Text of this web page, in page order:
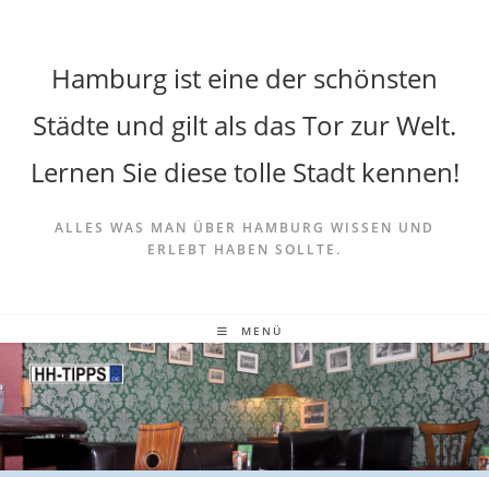
Hamburg ist eine der schönsten
Städte und gilt als das Tor zur Welt.
Lernen Sie diese tolle Stadt kennen!
ALLES WAS MAN ÜBER HAMBURG WISSEN UND
ERLEBT HABEN SOLLTE.
MENÜ